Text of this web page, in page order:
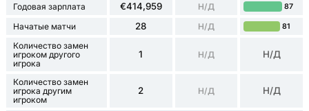
Годовая зарплата €414,959 Н/Д 87
Начатые матчи 28 Н/Д 81
Количество замен
игроком другого
игрока
1 Н/Д Н/Д
Количество замен
игрока другим
игроком
2 Н/Д Н/Д